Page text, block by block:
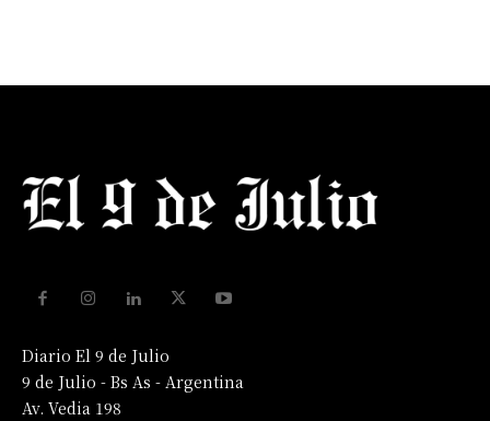
Diario El 9 de Julio
9 de Julio - Bs As - Argentina
Av. Vedia 198